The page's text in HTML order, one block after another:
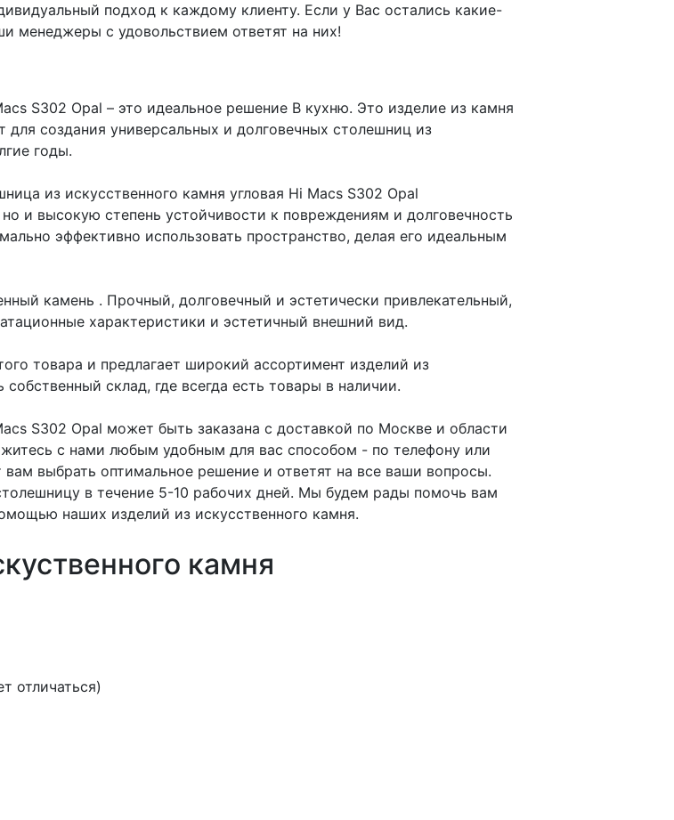
подход к каждому клиенту. Если у Вас остались какие-
менеджеры с удовольствием ответят на них!
S302 Opal – это идеальное решение В кухню. Это изделие из камня
создания универсальных и долговечных столешниц из
годы.
из искусственного камня угловая Hi Macs S302 Opal
и высокую степень устойчивости к повреждениям и долговечность
эффективно использовать пространство, делая его идеальным
камень . Прочный, долговечный и эстетически привлекательный,
характеристики и эстетичный внешний вид.
товара и предлагает широкий ассортимент изделий из
склад, где всегда есть товары в наличии.
S302 Opal может быть заказана с доставкой по Москве и области
с нами любым удобным для вас способом - по телефону или
выбрать оптимальное решение и ответят на все ваши вопросы.
в течение 5-10 рабочих дней. Мы будем рады помочь вам
наших изделий из искусственного камня.
камня
отличаться)